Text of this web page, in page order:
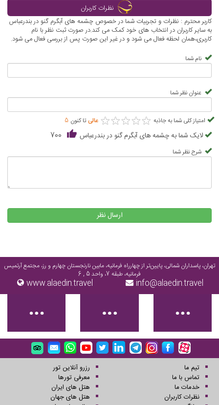
نظرات کاربران
کاربر محترم : نظرات و تجربیات شما در خصوص چشمه های آبگرم گنو در بندرعباس
به سایر کاربران در انتخاب های خود کمک می کند.در صورت ثبت نظر با نام
کاربری،همان لحظه فعال می شود و در غیر این صورت پس از بررسی فعال می شود.
نام شما
عنوان نظر شما
امتیاز کلی شما به جاذبه ★★★★★
★★★★★ عالی تا کنون 5
لایک شما به چشمه های آبگرم گنو در بندرعباس 700
شرح نظر شما
ارسال نظر
تهران، پاسداران شمالی، پایین‌تر از چهارراه فرمانیه، مابین نارنجستان چهارم و رز، مجتمع آرتمیس
فرمانیه، طبقه 7، واحد 5 , 6
info@alaedin.travel
www.alaedin.travel
تیم ما
تماس با ما
خدمات ما
نظرات کاربران
رزرو آنلاین تور
معرفی تورها
هتل های ایران
هتل های جهان